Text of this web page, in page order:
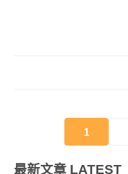
1
最新文章 LATEST